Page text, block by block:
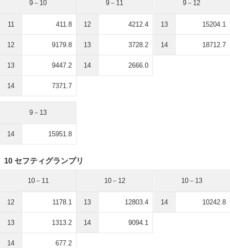
9－10
11 411.8
12 9179.8
13 9447.2
14 7371.7
9－11
12 4212.4
13 3728.2
14 2666.0
9－12
13 15204.1
14 18712.7
9－13
14 15951.8
10 セフティグランプリ
10－11
12 1178.1
13 1313.2
14 677.2
10－12
13 12803.4
14 9094.1
10－13
14 10242.8